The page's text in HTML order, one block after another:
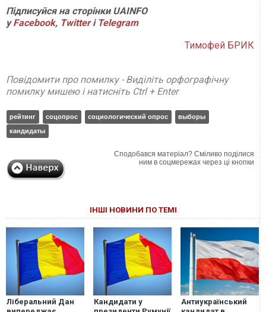
Підписуйся на сторінки UAINFO
уFacebook, Twitter і Telegram
Тимофей БРИК
Повідомити про помилку - Виділіть орфографічну
помилку мишею і натисніть Ctrl + Enter
рейтинг соцопрос социологический опрос
выборы
кандидаты
Сподобався матеріал? Сміливо поділися
ним в соцмережах через ці кнопки
ІНШІ НОВИНИ ПО ТЕМІ
Ліберальний Дан
Кандидати у
Антиукраїнський